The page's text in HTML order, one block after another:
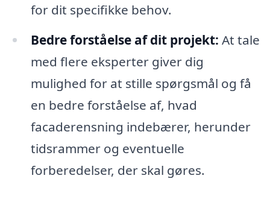
for dit specifikke behov.
Bedre forståelse af dit projekt: At tale
med flere eksperter giver dig
mulighed for at stille spørgsmål og få
en bedre forståelse af, hvad
facaderensning indebærer, herunder
tidsrammer og eventuelle
forberedelser, der skal gøres.